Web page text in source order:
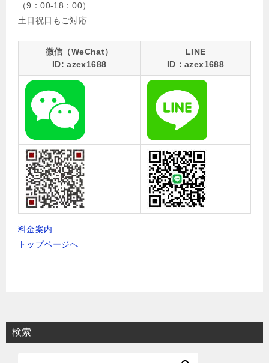
（9：00-18：00）
土日祝日もご対応
微信（WeChat）
ID: azex1688
LINE
ID：azex1688
料金案内
トップページへ
検索